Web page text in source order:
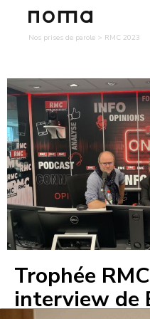
Nos prises de parole > RMC 2023
Trophée
interview de